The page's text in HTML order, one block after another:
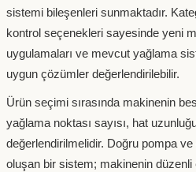
sistemi bileşenleri sunmaktadır.
kontrol seçenekleri sayesinde yeni
uygulamaları ve mevcut yağlama
uygun çözümler değerlendirilebilir.
Ürün seçimi sırasında makinenin
yağlama noktası sayısı, hat
değerlendirilmelidir. Doğru pompa ve
oluşan bir sistem; makinenin düzenli